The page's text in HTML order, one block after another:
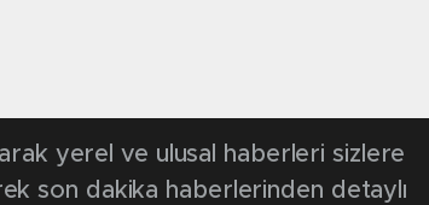
yerel ve ulusal haberleri sizlere
son dakika haberlerinden detaylı